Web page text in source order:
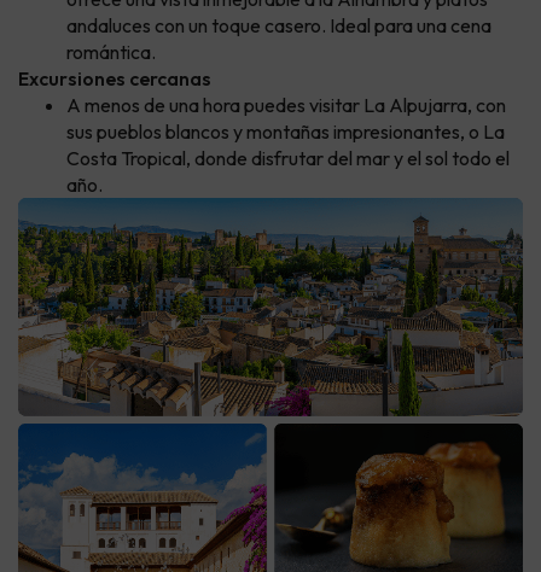
andaluces con un toque casero. Ideal para una cena
romántica.
Excursiones cercanas
A menos de una hora puedes visitar La Alpujarra, con
sus pueblos blancos y montañas impresionantes, o La
Costa Tropical, donde disfrutar del mar y el sol todo el
año.